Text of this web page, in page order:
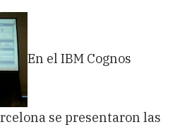
En el IBM Cognos
se presentaron las